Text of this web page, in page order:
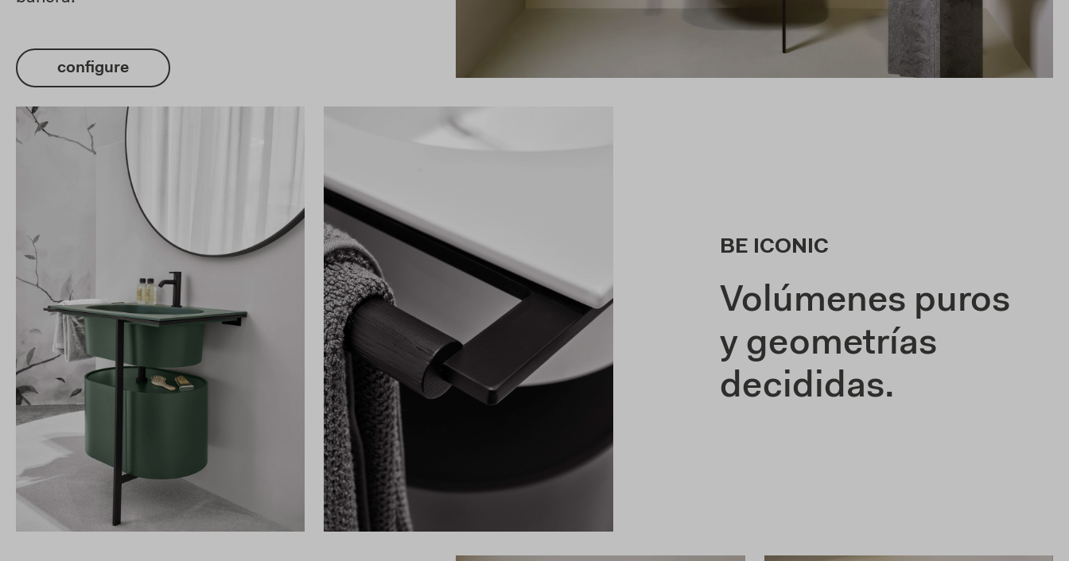
configure
BE ICONIC
Volúmenes puros
y geometrías
decididas.